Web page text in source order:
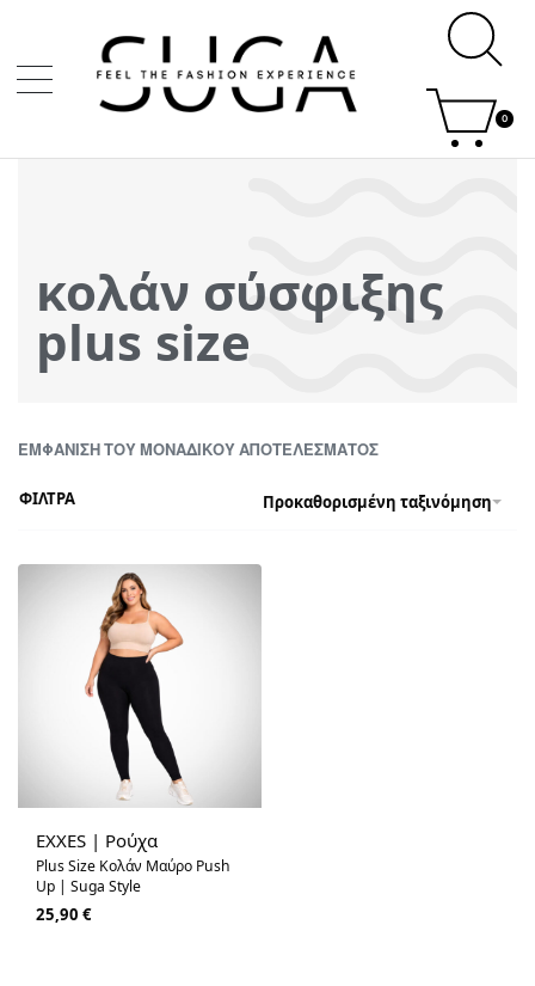
0
κολάν σύσφιξης
plus size
ΕΜΦΆΝΙΣΗ ΤΟΥ ΜΟΝΑΔΙΚΟΎ ΑΠΟΤΕΛΈΣΜΑΤΟΣ
Προκαθορισμένη ταξινόμηση
ΦΙΛΤΡΑ
EXXES | Ρούχα
Plus Size Κολάν Μαύρο Push
Up | Suga Style
25,90 €